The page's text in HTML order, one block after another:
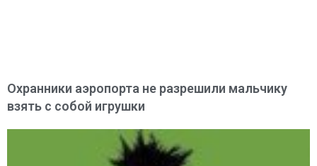
Охранники аэропорта не разрешили мальчику
взять с собой игрушки